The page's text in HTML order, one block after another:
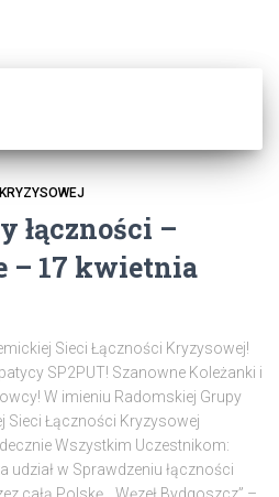
łączności –
– 17 kwietnia
Sieci Łączności Kryzysowej!
SP2PUT! Szanowne Koleżanki i
W imieniu Radomskiej Grupy
Sieci Łączności Kryzysowej
Wszystkim Uczestnikom:
w Sprawdzeniu łączności